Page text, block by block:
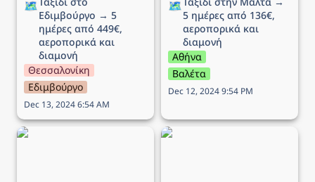
🗺️
Εδιμβούργο → 5
ημέρες από 449€,
αεροπορικά και
διαμονή
Θεσσαλονίκη
Εδιμβούργο
Dec 13, 2024 6:54 AM
🗺️
5 ημέρες από 136€,
αεροπορικά και
διαμονή
Αθήνα
Βαλέτα
Dec 12, 2024 9:54 PM
Ταξίδι στη Λυών (Αγίου
Ταξίδι στην Νάπολη